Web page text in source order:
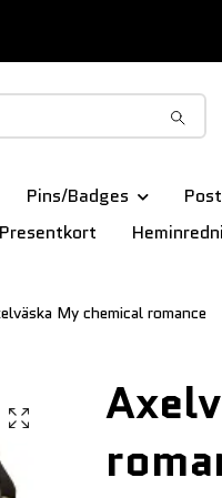
Pins/Badges
Presentkort
My chemical romance